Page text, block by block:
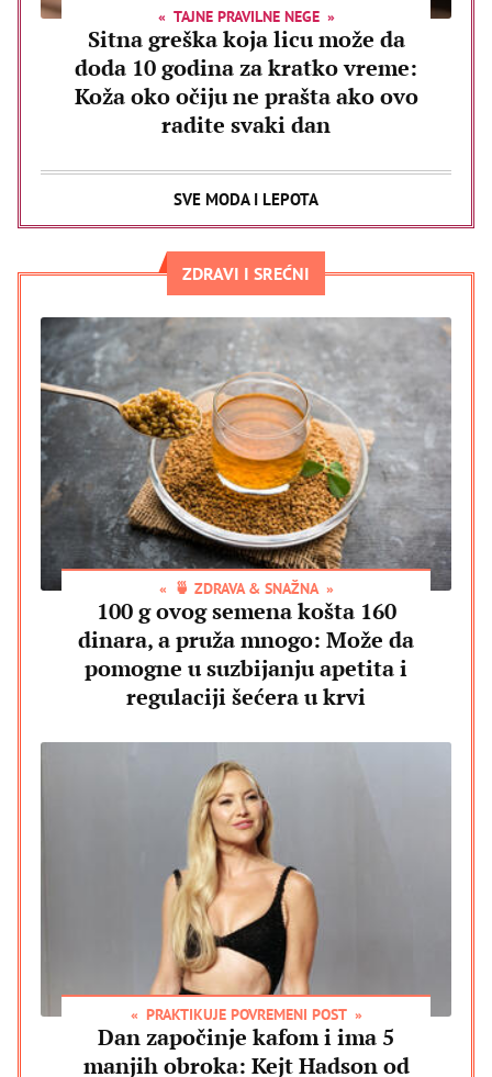
TAJNE PRAVILNE NEGE
Sitna greška koja licu može da
doda 10 godina za kratko vreme:
Koža oko očiju ne prašta ako ovo
radite svaki dan
SVE MODA I LEPOTA
ZDRAVI I SREĆNI
🍵 ZDRAVA & SNAŽNA
100 g ovog semena košta 160
dinara, a pruža mnogo: Može da
pomogne u suzbijanju apetita i
regulaciji šećera u krvi
PRAKTIKUJE POVREMENI POST
Dan započinje kafom i ima 5
manjih obroka: Kejt Hadson od